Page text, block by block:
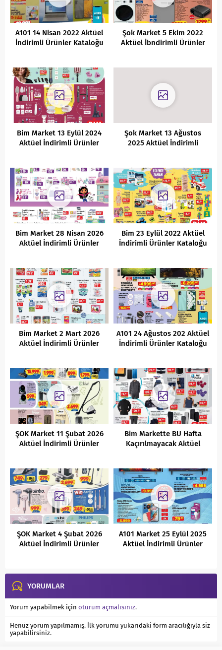
A101 14 Nisan 2022 Aktüel
İndirimli Ürünler Kataloğu
Şok Market 5 Ekim 2022
Aktüel İbndirimli Ürünler
Bim Market 13 Eylül 2024
Aktüel İndirimli Ürünler
Şok Market 13 Ağustos
2025 Aktüel İndirimli
Bim Market 28 Nisan 2026
Aktüel İndirimli Ürünler
Bim 23 Eylül 2022 Aktüel
İndirimli Ürünler Kataloğu
Bim Market 2 Mart 2026
Aktüel İndirimli Ürünler
A101 24 Ağustos 202 Aktüel
İndirimli Ürünler Kataloğu
ŞOK Market 11 Şubat 2026
Aktüel İndirimli Ürünler
Bim Markette BU Hafta
Kaçırılmayacak Aktüel
ŞOK Market 4 Şubat 2026
Aktüel İndirimli Ürünler
A101 Market 25 Eylül 2025
Aktüel İndirimli Ürünler
YORUMLAR
Yorum yapabilmek için oturum açmalısınız.
Henüz yorum yapılmamış. İlk yorumu yukarıdaki form aracılığıyla siz
yapabilirsiniz.